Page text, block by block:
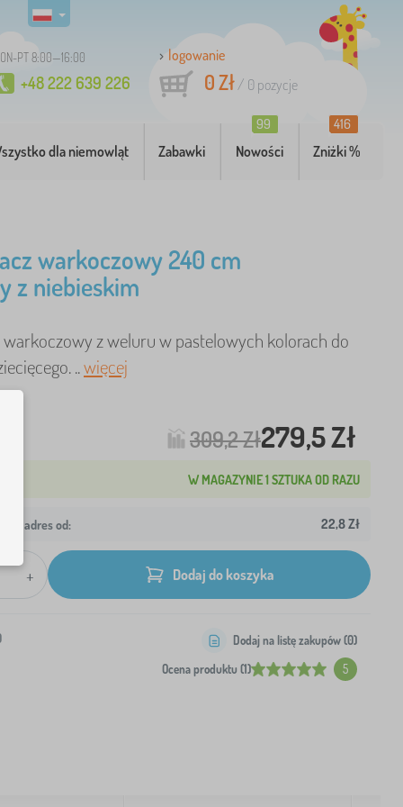
PT 8:00—16:00
+48 222 639 226
logowanie
0 Zł/ 0 pozycje
dla niemowląt Zabawki Nowości
99
Zniżki %
416
warkoczowy 240 cm
z niebieskim
warkoczowy z weluru w pastelowych kolorach do
..więcej
309,2 Zł279,5 Zł
W MAGAZYNIE 1 SZTUKA OD RAZU
adres od: 22,8 Zł
+ Dodaj do koszyka
Ocena produktu (1) 5
Dodaj na listę zakupów (0)